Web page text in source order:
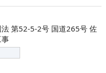
第52-5-2号 国道265号 佐